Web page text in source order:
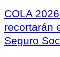
COLA
recortarán
Seguro